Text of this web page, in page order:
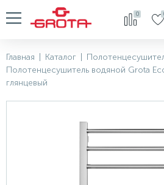
0
Главная Каталог
Полотенцесушитель водяной Grota
глянцевый